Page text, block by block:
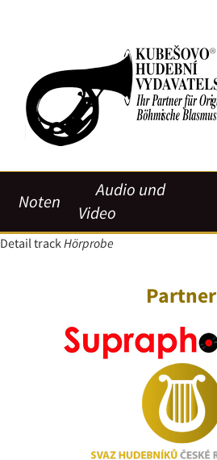
Noten
Audio und
Video
Detail trackHörprobe
Partner